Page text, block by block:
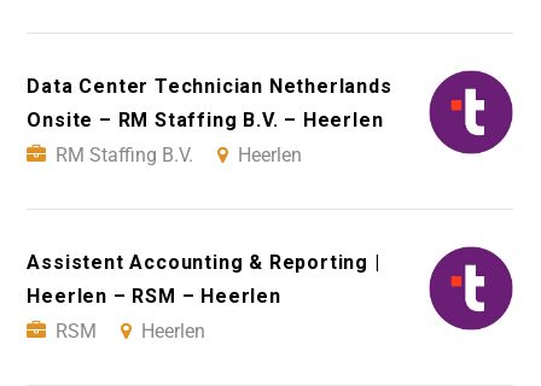
Data Center Technician Netherlands
Onsite – RM Staffing B.V. – Heerlen
RM Staffing B.V.
Heerlen
Assistent Accounting & Reporting |
Heerlen – RSM – Heerlen
RSM
Heerlen